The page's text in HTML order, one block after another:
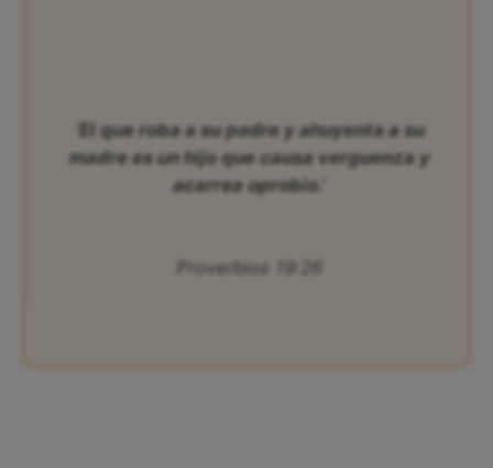
‘El que roba a su padre y ahuyenta a su
madre es un hijo que causa verguenza y
acarrea oprobio.’
Proverbios 19:26